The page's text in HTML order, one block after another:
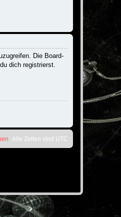
Die Board-
dich registrierst.
Alle Zeiten sind UTC